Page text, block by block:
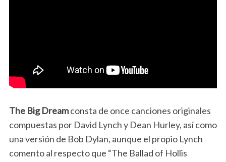
The Big Dreamconsta de once canciones originales
compuestas por David Lynch y Dean Hurley, así como
una versión de Bob Dylan, aunque el propio Lynch
comento al respecto que “The Ballad of Hollis